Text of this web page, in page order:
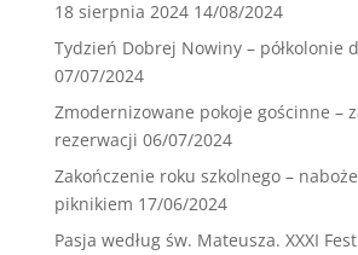
18 sierpnia 2024 14/08/2024
Tydzień Dobrej Nowiny – półkolonie
07/07/2024
Zmodernizowane pokoje gościnne –
rezerwacji 06/07/2024
Zakończenie roku szkolnego –
piknikiem 17/06/2024
Pasja według św. Mateusza. XXXI